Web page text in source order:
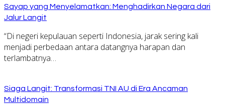
Sayap yang Menyelamatkan: Menghadirkan Negara dari
Jalur Langit
“Di negeri kepulauan seperti Indonesia, jarak sering kali
menjadi perbedaan antara datangnya harapan dan
terlambatnya…
Siaga Langit: Transformasi TNI AU di Era Ancaman
Multidomain